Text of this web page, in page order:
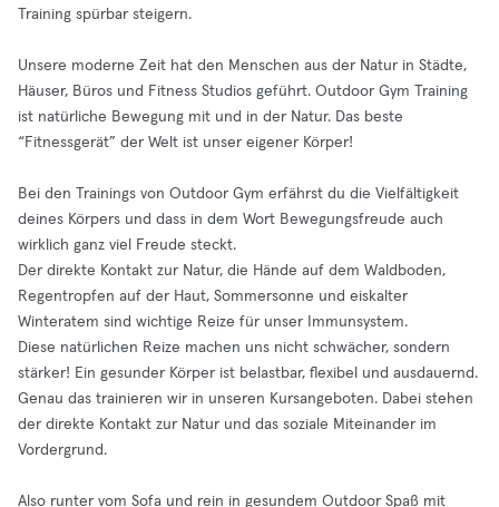
Training spürbar steigern.
Unsere moderne Zeit hat den Menschen aus der Natur in Städte,
Häuser, Büros und Fitness Studios geführt. Outdoor Gym Training
ist natürliche Bewegung mit und in der Natur. Das beste
“Fitnessgerät” der Welt ist unser eigener Körper!
Bei den Trainings von Outdoor Gym erfährst du die Vielfältigkeit
deines Körpers und dass in dem Wort Bewegungsfreude auch
wirklich ganz viel Freude steckt.
Der direkte Kontakt zur Natur, die Hände auf dem Waldboden,
Regentropfen auf der Haut, Sommersonne und eiskalter
Winteratem sind wichtige Reize für unser Immunsystem.
Diese natürlichen Reize machen uns nicht schwächer, sondern
stärker! Ein gesunder Körper ist belastbar, flexibel und ausdauernd.
Genau das trainieren wir in unseren Kursangeboten. Dabei stehen
der direkte Kontakt zur Natur und das soziale Miteinander im
Vordergrund.
Also runter vom Sofa und rein in gesundem Outdoor Spaß mit